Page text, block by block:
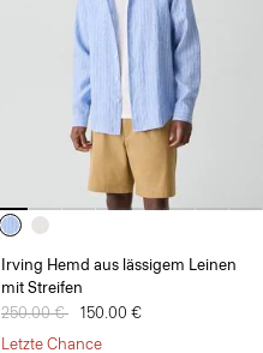
Irving Hemd aus lässigem Leinen
mit Streifen
Preis reduziert von
250.00 € auf
150.00 €
Letzte Chance